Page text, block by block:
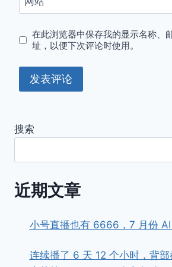
在此浏览器中保存我的显示名称、
址，以便下次评论时使用。
搜索
近期文章
小号直播也有 6666，7 月份 AI
连续播了 6 天 12 个小时，背